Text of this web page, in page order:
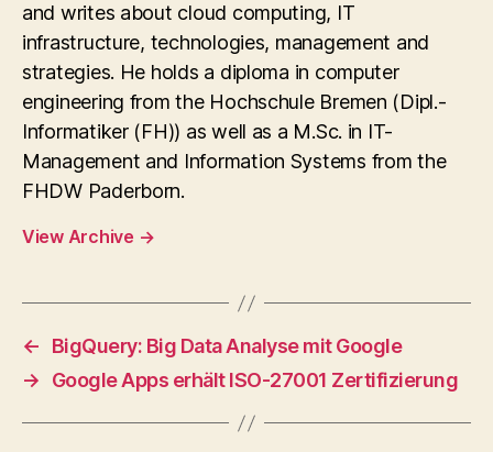
and writes about cloud computing, IT
infrastructure, technologies, management and
strategies. He holds a diploma in computer
engineering from the Hochschule Bremen (Dipl.-
Informatiker (FH)) as well as a M.Sc. in IT-
Management and Information Systems from the
FHDW Paderborn.
View Archive →
←
BigQuery: Big Data Analyse mit Google
→
Google Apps erhält ISO-27001 Zertifizierung